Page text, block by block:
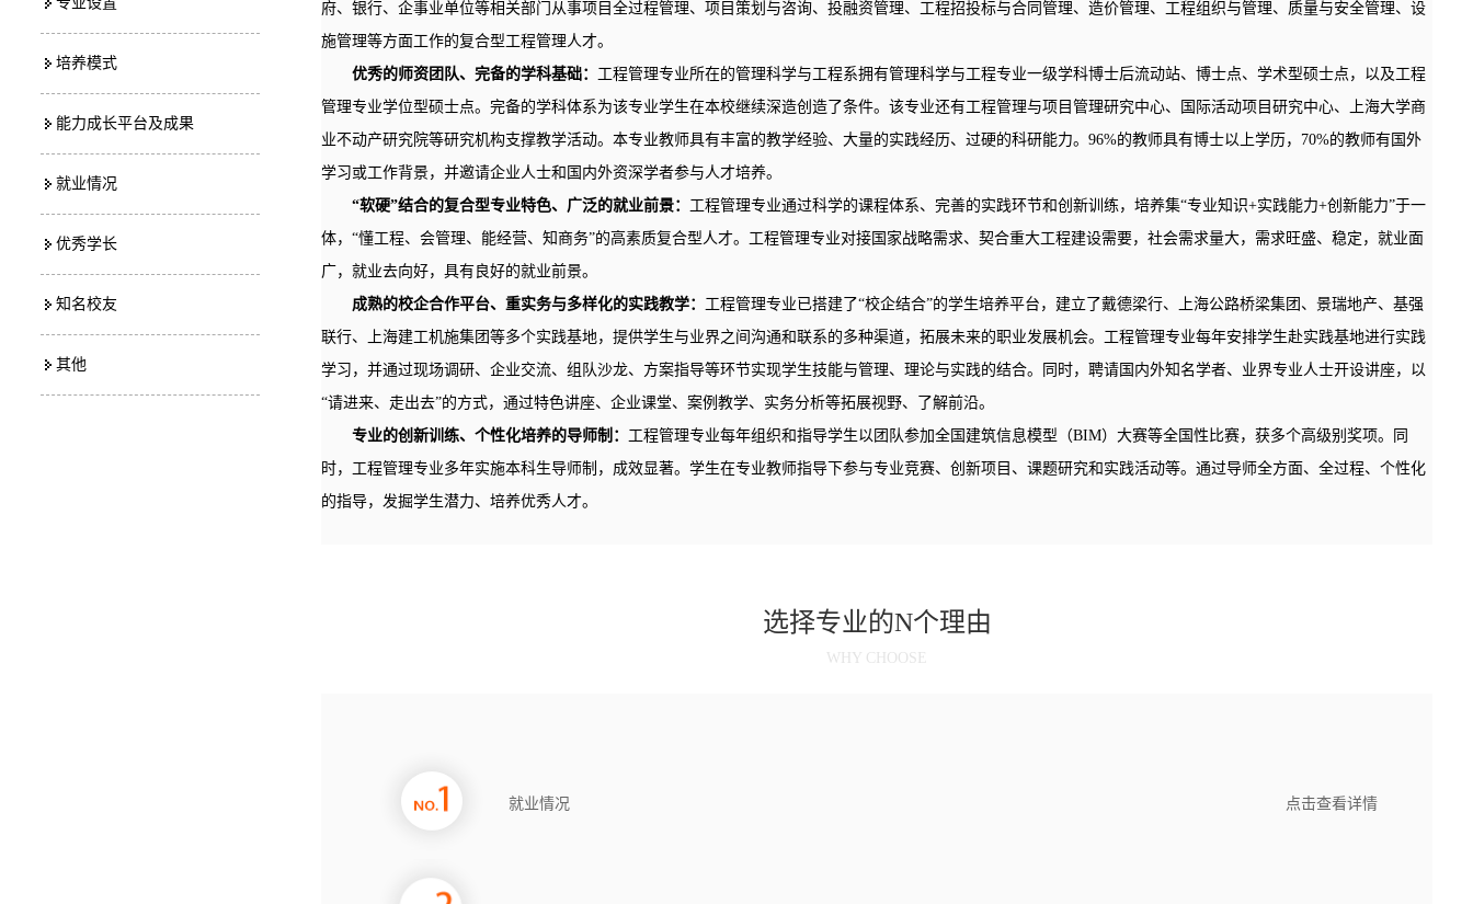
培养模式
能力成长平台及成果
就业情况
优秀学长
知名校友
其他
府、银行、企事业单位等相关部门从事项目全过程管理、项目策划与咨询、投融资管理、工程招投标与合同管理、造价管理、工程组织与管理、质量与安全管理、设
施管理等方面工作的复合型工程管理人才。
优秀的师资团队、完备的学科基础： 工程管理专业所在的管理科学与工程系拥有管理科学与工程专业一级学科博士后流动站、博士点、学术型硕士点，以及工程
管理专业学位型硕士点。完备的学科体系为该专业学生在本校继续深造创造了条件。该专业还有工程管理与项目管理研究中心、国际活动项目研究中心、上海大学商
业不动产研究院等研究机构支撑教学活动。本专业教师具有丰富的教学经验、大量的实践经历、过硬的科研能力。96%的教师具有博士以上学历，70%的教师有国外
学习或工作背景，并邀请企业人士和国内外资深学者参与人才培养。
“软硬”结合的复合型专业特色、 广泛的就业前景： 工程管理专业通过科学的课程体系、完善的实践环节和创新训练，培养集“专业知识+实践能力+创新能力”于一
体，“懂工程、会管理、能经营、知商务”的高素质复合型人才。工程管理专业对接国家战略需求、契合重大工程建设需要，社会需求量大，需求旺盛、稳定，就业面
广，就业去向好，具有良好的就业前景。
成熟的校企合作平台、重实务与多样化的实践教学： 工程管理专业已搭建了“校企结合”的学生培养平台，建立了戴德梁行、上海公路桥梁集团、景瑞地产、基强
联行、上海建工机施集团等多个实践基地，提供学生与业界之间沟通和联系的多种渠道，拓展未来的职业发展机会。工程管理专业每年安排学生赴实践基地进行实践
学习，并通过现场调研、企业交流、组队沙龙、方案指导等环节实现学生技能与管理、理论与实践的结合。同时，聘请国内外知名学者、业界专业人士开设讲座，以
“请进来、走出去”的方式，通过特色讲座、企业课堂、案例教学、实务分析等拓展视野、了解前沿。
专业的创新训练、个性化培养的导师制： 工程管理专业每年组织和指导学生以团队参加全国建筑信息模型（BIM）大赛等全国性比赛，获多个高级别奖项。同
时，工程管理专业多年实施本科生导师制，成效显著。学生在专业教师指导下参与专业竞赛、创新项目、课题研究和实践活动等。通过导师全方面、全过程、个性化
的指导，发掘学生潜力、培养优秀人才。
选择专业的N个理由
WHY CHOOSE
就业情况 点击查看详情